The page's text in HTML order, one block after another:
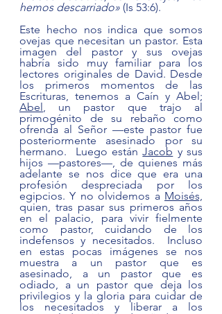
hemos descarriado» (Is 53:6).
Este hecho nos indica que somos
ovejas que necesitan un pastor. Esta
imagen del pastor y sus ovejas
habría sido muy familiar para los
lectores originales de David. Desde
los primeros momentos de las
Abel, un pastor que trajo al
primogénito de su rebaño como
ofrenda al Señor —este pastor fue
posteriormente asesinado por su
hermano.  Luego están Jacob y sus
hijos —pastores—, de quienes más
adelante se nos dice que era una
profesión despreciada por los
egipcios. Y no olvidemos a Moisés,
quien, tras pasar sus primeros años
en el palacio, para vivir fielmente
como pastor, cuidando de los
indefensos y necesitados.  Incluso
en estas pocas imágenes se nos
muestra a un pastor que es
asesinado, a un pastor que es
odiado, a un pastor que deja los
privilegios y la gloria para cuidar de
los necesitados y liberar a los